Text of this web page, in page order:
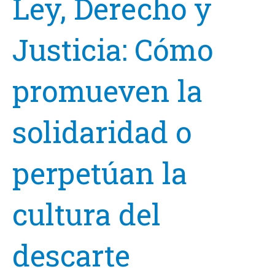
Ley, Derecho y
Justicia: Cómo
promueven la
solidaridad o
perpetúan la
cultura del
descarte